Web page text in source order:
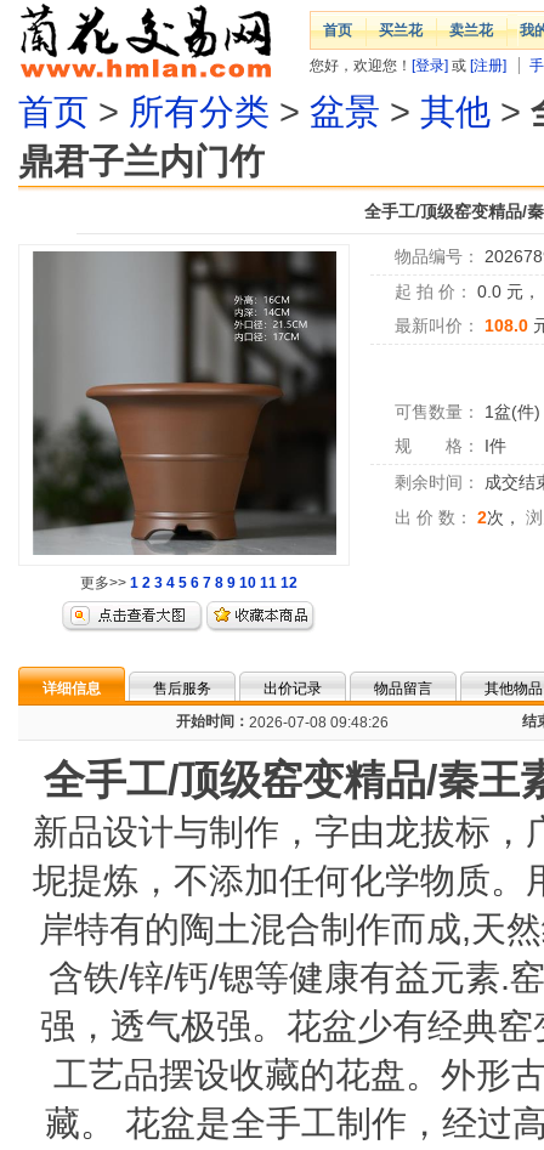
首页 买兰花 卖兰花 我
您好，欢迎您！ [登录] 或 [注册]
首页 > 所有分类 > 盆景 > 其他 >
鼎君子兰内门竹
全手工/顶级窑变精品/
更多>> 1 2 3 4 5 6 7 8 9 10 11 12
物品编号：
起 拍 价：
0.0 元，
最新叫价：
108.0
可售数量： 1盆(件)
规 格：
I件
剩余时间：
成交结
出 价 数：
2次，
详细信息 售后服务 出价记录 物品留言
其他物品
开始时间： 2026-07-08 09:48:26 结
全手工/顶级窑变精品/秦王
新品设计与制作，字由龙拔标
坭提炼，不添加任何化学物质
岸特有的陶土混合制作而成,天
含铁/锌/钙/锶等健康有益元素.
强，透气极强。花盆少有经典
工艺品摆设收藏的花盘。外形
藏。 花盆是全手工制作，经过